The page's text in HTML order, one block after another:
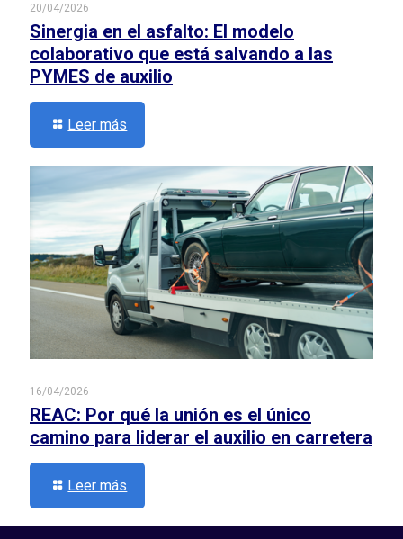
20/04/2026
Sinergia en el asfalto: El modelo
colaborativo que está salvando a las
PYMES de auxilio
Leer más
16/04/2026
REAC: Por qué la unión es el único
camino para liderar el auxilio en carretera
Leer más